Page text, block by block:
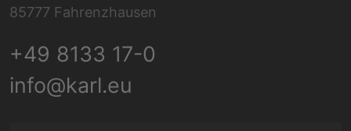
85777 Fahrenzhausen
+49 8133 17-0
info@karl.eu